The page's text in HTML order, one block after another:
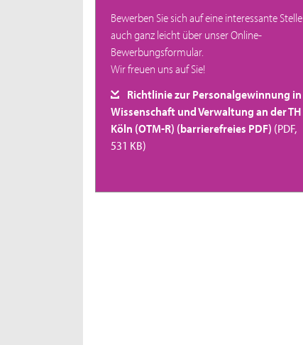
Bewerben Sie sich auf eine interessante Stelle
auch ganz leicht über unser Online-
Bewerbungsformular.
Wir freuen uns auf Sie!
Richtlinie zur Personalgewinnung in
Wissenschaft und Verwaltung an der TH
Köln (OTM-R) (barrierefreies PDF) (PDF,
531 KB)